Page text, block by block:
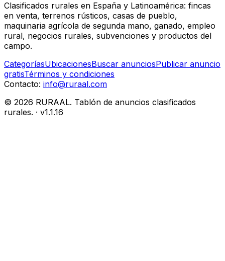
Clasificados rurales en España y Latinoamérica: fincas
en venta, terrenos rústicos, casas de pueblo,
maquinaria agrícola de segunda mano, ganado, empleo
rural, negocios rurales, subvenciones y productos del
campo.
CategoríasUbicacionesBuscar anunciosPublicar anuncio
gratisTérminos y condiciones
Contacto: info@ruraal.com
© 2026 RURAAL. Tablón de anuncios clasificados
rurales. · v1.1.16